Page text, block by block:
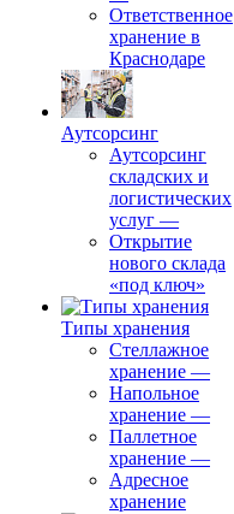
Ответственное
хранение в
Краснодаре
Аутсорсинг
Аутсорсинг
складских и
логистических
услуг —
Открытие
нового склада
«под ключ»
Типы хранения
Стеллажное
хранение —
Напольное
хранение —
Паллетное
хранение —
Адресное
хранение